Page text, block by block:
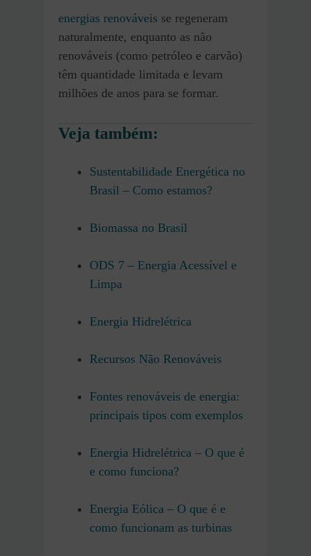
energias renováveis se regeneram
naturalmente, enquanto as não
renováveis (como petróleo e carvão)
têm quantidade limitada e levam
milhões de anos para se formar.
Veja também:
Sustentabilidade Energética no
Brasil – Como estamos?
Biomassa no Brasil
ODS 7 – Energia Acessível e
Limpa
Energia Hidrelétrica
Recursos Não Renováveis
Fontes renováveis de energia:
principais tipos com exemplos
Energia Hidrelétrica – O que é
e como funciona?
Energia Eólica – O que é e
como funcionam as turbinas